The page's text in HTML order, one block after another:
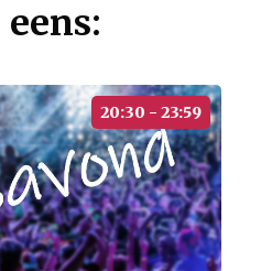
20:30 - 23:59